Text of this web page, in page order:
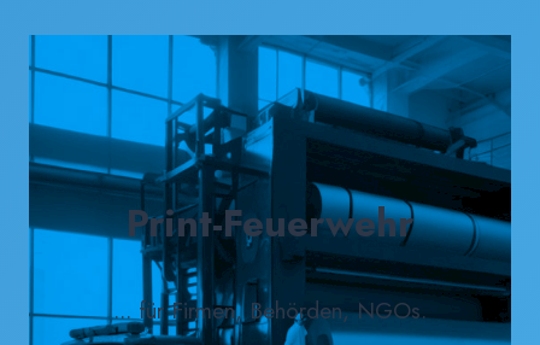
Print-Feuerwehr
... für Firmen, Behörden, NGOs.